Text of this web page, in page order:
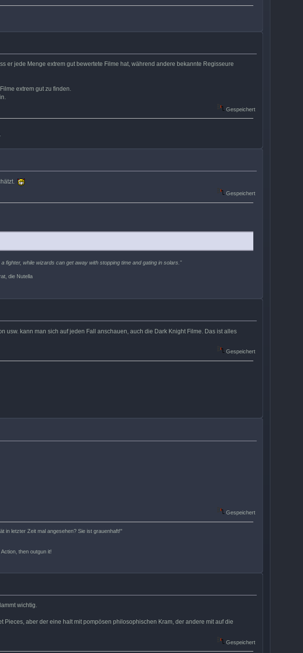
er jede Menge extrem gut bewertete Filme hat, während andere bekannte Regisseure
extrem gut zu finden.
Gespeichert
Gespeichert
fighter, while wizards can get away with stopping time and gating in solars."
die Nutella
usw. kann man sich auf jeden Fall anschauen, auch die Dark Knight Filme. Das ist alles
Gespeichert
Gespeichert
in letzter Zeit mal angesehen? Sie ist grauenhaft!"
then outgun it!
wichtig.
aber der eine halt mit pompösen philosophischen Kram, der andere mit auf die
Gespeichert